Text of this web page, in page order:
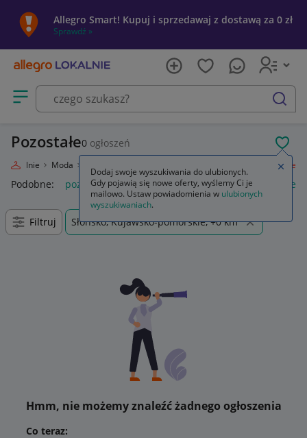
Allegro Smart! Kupuj i sprzedawaj z dostawą za 0 zł
Sprawdź »
Otwórz menu z kategoriami
szukaj
Pozostałe0 ogłoszeń
Lokalnie Moda Pozostałe
Podobne: pozostałe łóżka pozostałe pozostałe miasta i
Filtruj Słońsko, Kujawsko-pomorskie, +0 km
Hmm, nie możemy znaleźć żadnego ogłoszenia
Co teraz:
Dodaj swoje wyszukiwania do ulubionych.
Gdy pojawią się nowe oferty, wyślemy Ci je
mailowo. Ustaw powiadomienia w ulubionych
wyszukiwaniach.